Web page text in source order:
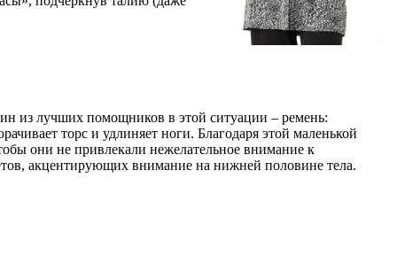
из лучших помощников в этой ситуации – ремень:
торс и удлиняет ноги. Благодаря этой маленькой
они не привлекали нежелательное внимание к
акцентирующих внимание на нижней половине тела.